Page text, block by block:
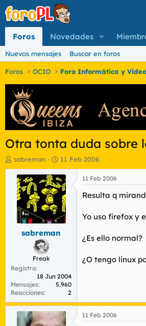
Foros Novedades
Nuevos mensajes Buscar en foros
Foros OCIO Foro Informática y
Otra tonta duda sobre
I
n
d
o
t
m
a
sabreman
F
e
c
h
a
d
e
i
n
11 Feb 2006
sabreman
Freak
Registro
18 Jun 2004
Mensajes
5.960
Reacciones
2
11 Feb 2006
Resulta q
Yo uso firefox y
¿Es ello normal?
¿O tengo linux
11 Feb 2006